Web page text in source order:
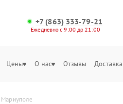
+7 (863) 333-79-21
Ежедневно с 9:00 до 21:00
Цены О нас Отзывы Доставка
Мариуполе